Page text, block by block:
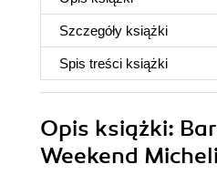
Szczegóły książki
Spis treści książki
Opis książki:
Weekend